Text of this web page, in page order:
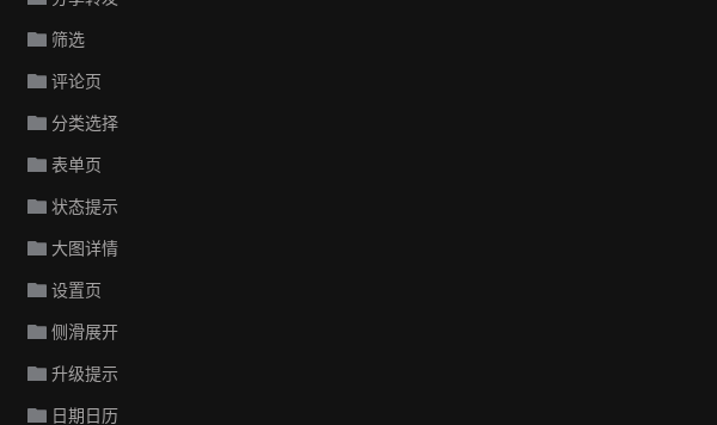
筛选
评论页
分类选择
表单页
状态提示
大图详情
设置页
侧滑展开
升级提示
日期日历